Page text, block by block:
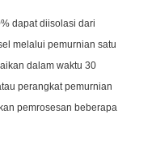
dapat diisolasi dari
melalui pemurnian satu
dalam waktu 30
perangkat pemurnian
pemrosesan beberapa